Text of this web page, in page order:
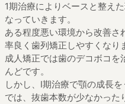
1期治療によりベースと整え
なっていきます。
ある程度悪い環境から改善さ
率良く歯列矯正しやすくなり
成人矯正では歯のデコボコを
んどです。
しかし、Ⅰ期治療で顎の成長
では、抜歯本数が少なかった